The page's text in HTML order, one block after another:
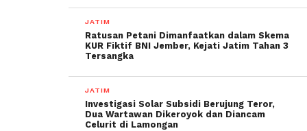
JATIM
Ratusan Petani Dimanfaatkan dalam Skema
KUR Fiktif BNI Jember, Kejati Jatim Tahan 3
Tersangka
JATIM
Investigasi Solar Subsidi Berujung Teror,
Dua Wartawan Dikeroyok dan Diancam
Celurit di Lamongan